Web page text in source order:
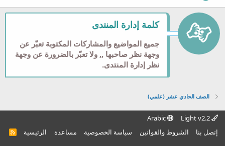
كلمة إدارة المنتدى
جميع المواضيع والمشاركات المكتوبة تعبّر عن
وجهة نظر صاحبها ,, ولا تعبّر بالضرورة عن وجهة
نظر إدارة المنتدى.
الصف الحادي عشر (علمي)
Arabic
إتصل بنا
الشروط والقوانين سياسة الخصوصية مساعدة الرئيسية
R